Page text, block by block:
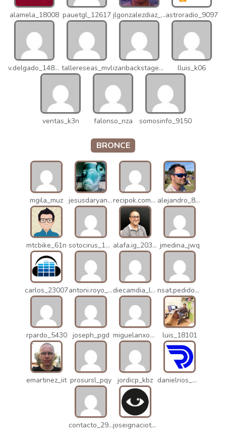
alamela_18008 pauetgl_12617 jlgonzalezdiaz_12316astroradio_9097
v.delgado_14821 tallereseas_mvl izanbackstage_14556 lluis_k06
ventas_k3n falonso_nza somosinfo_9150
BRONCE
mgila_muz jesusdaryanani_mko recipok.com_n5u alejandro_8931
mtcbike_61n sotocirus_11872 alafa.ig_20338 jmedina_jwq
carlos_23007 antoni.royo_10023 diecamdia_l27 nsat.pedidos_1235
rpardo_5430 joseph_pgd miguelanxogomez_21982 luis_18101
emartinez_iit prosursl_pqy jordicp_kbz danielrios_mqb
contacto_2906 joseignaciot_q66